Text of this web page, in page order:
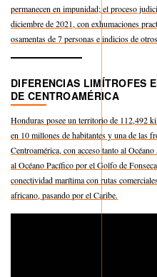
permanecen en impunidad; el proceso
diciembre de 2021, con exhumaciones
osamentas de 7 personas e indicios de
DIFERENCIAS LIMÍTROFES
DE CENTROAMÉRICA
Honduras posee un territorio de 112,492
en 10 millones de habitantes y una de las
Centroamérica, con acceso tanto al
al Océano Pacífico por el Golfo de
conectividad marítima con rutas
africano, pasando por el Caribe.